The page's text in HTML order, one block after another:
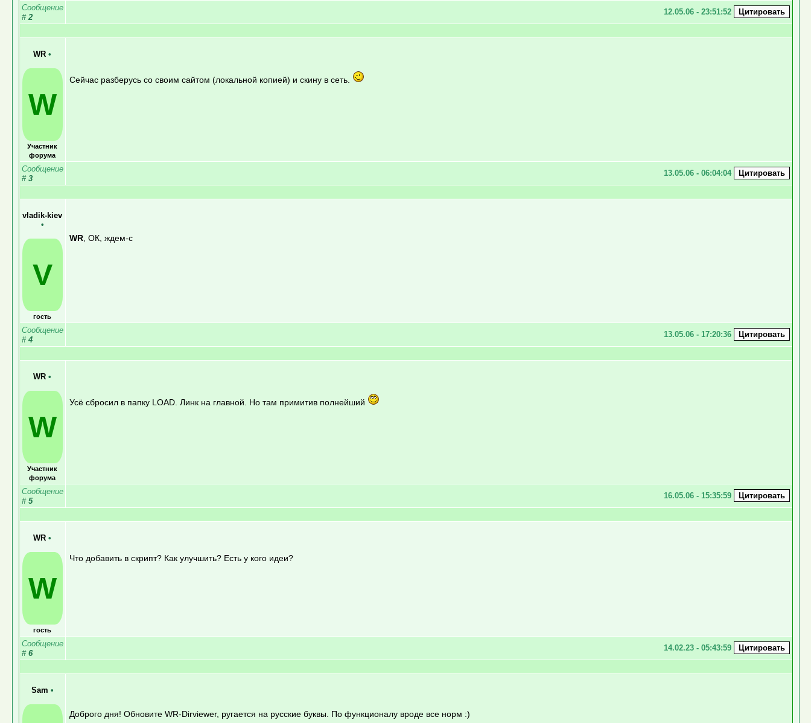
Сообщение
# 2
12.05.06 - 23:51:52
WR •
W
Участник
форума
Сейчас разберусь со своим сайтом (локальной копией) и скину в сеть.
Сообщение
# 3
13.05.06 - 06:04:04
vladik-kiev
•
V
гость
WR, ОК, ждем-с
Сообщение
# 4
13.05.06 - 17:20:36
WR •
W
Участник
форума
Усё сбросил в папку LOAD. Линк на главной. Но там примитив полнейший
Сообщение
# 5
16.05.06 - 15:35:59
WR •
W
гость
Что добавить в скрипт? Как улучшить? Есть у кого идеи?
Сообщение
# 6
14.02.23 - 05:43:59
Sam •
Доброго дня! Обновите WR-Dirviewer, ругается на русские буквы. По функционалу вроде все норм :)